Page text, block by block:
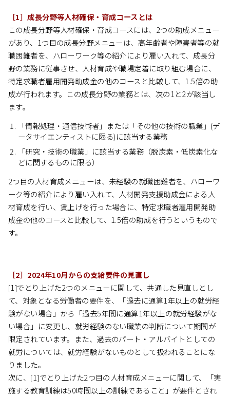
［1］成長分野等人材確保・育成コースとは
この成長分野等人材確保・育成コースには、2つの助成メニュー
があり、1つ目の成長分野メニューは、高年齢者や障害者等の就
職困難者を、ハローワーク等の紹介により雇い入れて、成長分
野の業務に従事させ、人材育成や職場定着に取り組む場合に、
特定求職者雇用開発助成金の他のコースと比較して、1.5倍の助
成が行われます。この成長分野の業務とは、次の1と2が該当し
ます。
「情報処理・通信技術者」または「その他の技術の職業」(デ
ータサイエンティストに限る)に該当する業務
「研究・技術の職業」に該当する業務（脱炭素・低炭素化な
どに関するものに限る）
2つ目の人材育成メニューは、未経験の就職困難者を、ハローワ
ーク等の紹介により雇い入れて、人材開発支援助成金による人
材育成を行い、賃上げを行った場合に、特定求職者雇用開発助
成金の他のコースと比較して、1.5倍の助成を行うというもので
す。
［2］2024年10月からの支給要件の見直し
[1]でとり上げた2つのメニューに関して、共通した見直しとし
て、対象となる労働者の要件を、「過去に通算1年以上の就労経
験がない場合」から「過去5年間に通算1年以上の就労経験がな
い場合」に変更し、就労経験のない職業の判断について期間が
限定されています。また、過去のパート・アルバイトとしての
就労については、就労経験がないものとして扱われることにな
りました。
次に、[1]でとり上げた2つ目の人材育成メニューに関して、「実
施する教育訓練は50時間以上の訓練であること」が要件とされ